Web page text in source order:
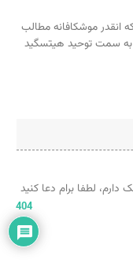
انقدر موشکافانه مطالب
به سمت توحید هیتسگید
لطفا برام دعا کنید
404